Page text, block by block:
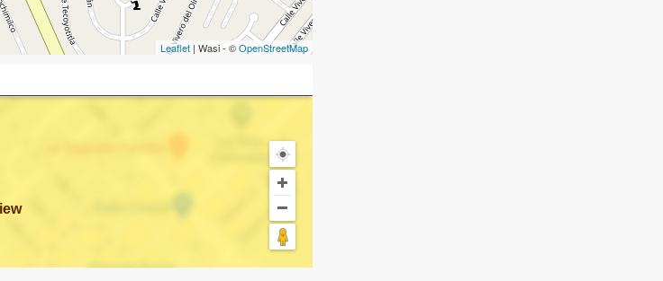
Leaflet | Wasi - ©OpenStreetMap